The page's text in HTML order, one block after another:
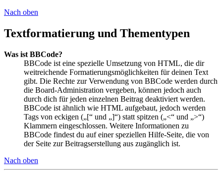
Nach oben
Textformatierung und Thementypen
Was ist BBCode?
BBCode ist eine spezielle Umsetzung von HTML, die dir
weitreichende Formatierungsmöglichkeiten für deinen Text
gibt. Die Rechte zur Verwendung von BBCode werden durch
die Board-Administration vergeben, können jedoch auch
durch dich für jeden einzelnen Beitrag deaktiviert werden.
BBCode ist ähnlich wie HTML aufgebaut, jedoch werden
Tags von eckigen („[“ und „]“) statt spitzen („<“ und „>“)
Klammern eingeschlossen. Weitere Informationen zu
BBCode findest du auf einer speziellen Hilfe-Seite, die von
der Seite zur Beitragserstellung aus zugänglich ist.
Nach oben